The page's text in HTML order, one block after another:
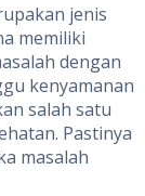
jenis
memiliki
dengan
kenyamanan
salah satu
Pastinya
masalah